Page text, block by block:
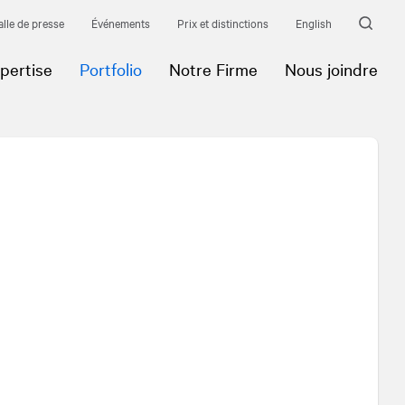
de presse Événements Prix et distinctions English
Portfolio Notre Firme Nous joindre